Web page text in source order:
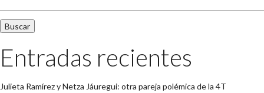
Entradas recientes
Julieta Ramírez y Netza Jáuregui: otra pareja polémica de la 4T